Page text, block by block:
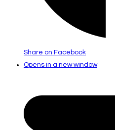
Share on Facebook
Opens in a new window